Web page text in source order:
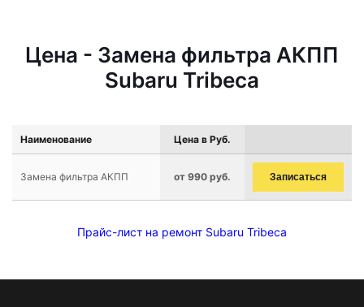
Цена - Замена фильтра АКПП
Subaru Tribeca
Наименование Цена в Руб.
Замена фильтра АКПП от 990 руб. Записаться
Прайс-лист на ремонт Subaru Tribeca